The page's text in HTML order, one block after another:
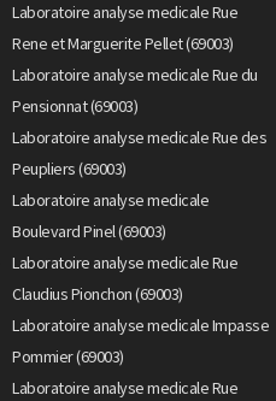
Laboratoire analyse medicale Rue
Rene et Marguerite Pellet (69003)
Laboratoire analyse medicale Rue du
Pensionnat (69003)
Laboratoire analyse medicale Rue des
Peupliers (69003)
Laboratoire analyse medicale
Boulevard Pinel (69003)
Laboratoire analyse medicale Rue
Claudius Pionchon (69003)
Laboratoire analyse medicale Impasse
Pommier (69003)
Laboratoire analyse medicale Rue